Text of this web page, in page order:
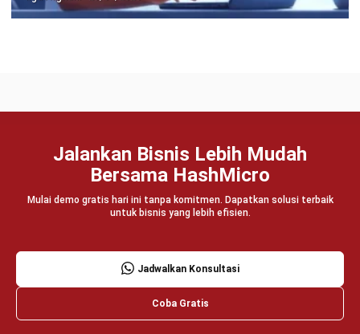
PRODUK
ERP
Asset
CRM
Leads
Jalan Balikpapan Raya No. 9 A - C, Daerah Khusus Ibukota